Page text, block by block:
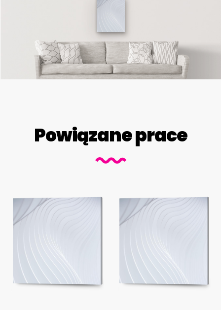
Powiązane prace